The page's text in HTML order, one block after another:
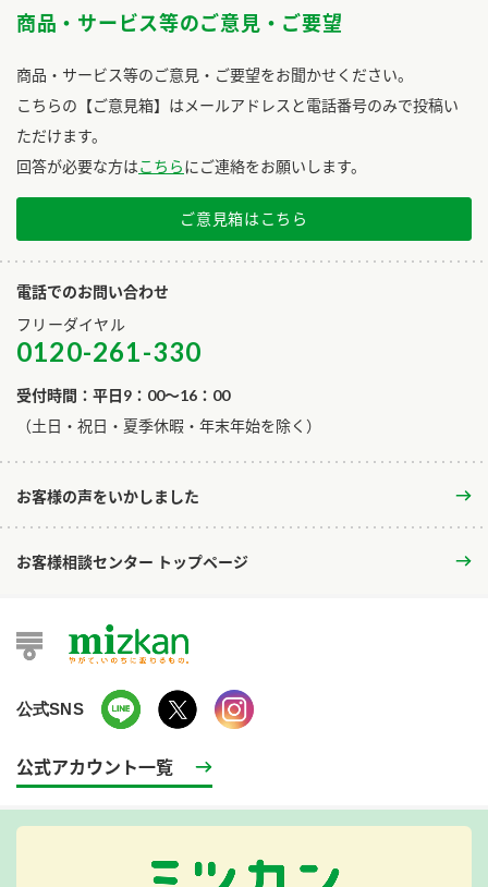
商品・サービス等のご意見・ご要望
商品・サービス等のご意見・ご要望をお聞かせください。
こちらの【ご意見箱】はメールアドレスと電話番号のみで投稿い
ただけます。
回答が必要な方はこちらにご連絡をお願いします。
ご意見箱はこちら
電話でのお問い合わせ
フリーダイヤル
0120-261-330
受付時間：平日9：00～16：00
​（土日・祝日・夏季休暇・年末年始を除く）
お客様の声をいかしました
お客様相談センター トップページ
公式SNS
公式アカウント一覧